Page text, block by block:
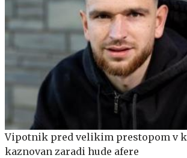
Vipotnik pred velikim prestopom v
kaznovan zaradi hude afere